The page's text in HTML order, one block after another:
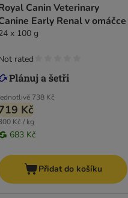
Canin Veterinary
Early Renal v omáčce
x 100 g
738 Kč
Kč
Kč / kg
683 Kč
rated
Přidat do košíku